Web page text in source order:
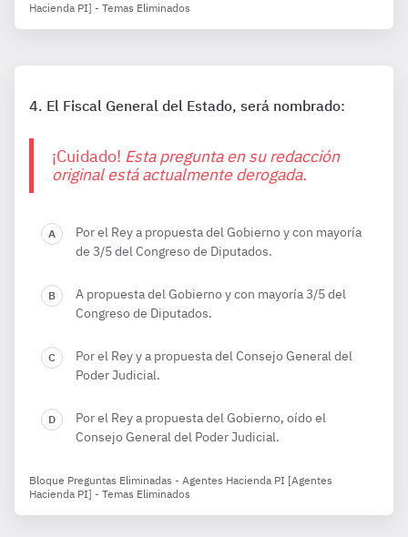
Hacienda PI] - Temas Eliminados
El Fiscal General del Estado, será nombrado:
¡Cuidado! Esta pregunta en su redacción
original está actualmente derogada.
Por el Rey a propuesta del Gobierno y con mayoría
de 3/5 del Congreso de Diputados.
A propuesta del Gobierno y con mayoría 3/5 del
Congreso de Diputados.
Por el Rey y a propuesta del Consejo General del
Poder Judicial.
Por el Rey a propuesta del Gobierno, oído el
Consejo General del Poder Judicial.
Bloque Preguntas Eliminadas - Agentes Hacienda PI [Agentes
Hacienda PI] - Temas Eliminados